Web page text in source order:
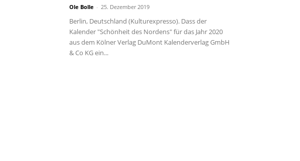
Ole Bolle - 25. Dezember 2019
Berlin, Deutschland (Kulturexpresso). Dass der
Kalender "Schönheit des Nordens" für das Jahr 2020
aus dem Kölner Verlag DuMont Kalenderverlag GmbH
& Co KG ein...